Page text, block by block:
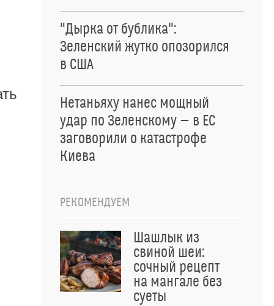
"Дырка от бублика":
Зеленский жутко опозорился
в США
Нетаньяху нанес мощный
удар по Зеленскому — в ЕС
заговорили о катастрофе
Киева
РЕКОМЕНДУЕМ
Шашлык из
свиной шеи:
сочный рецепт
на мангале без
суеты